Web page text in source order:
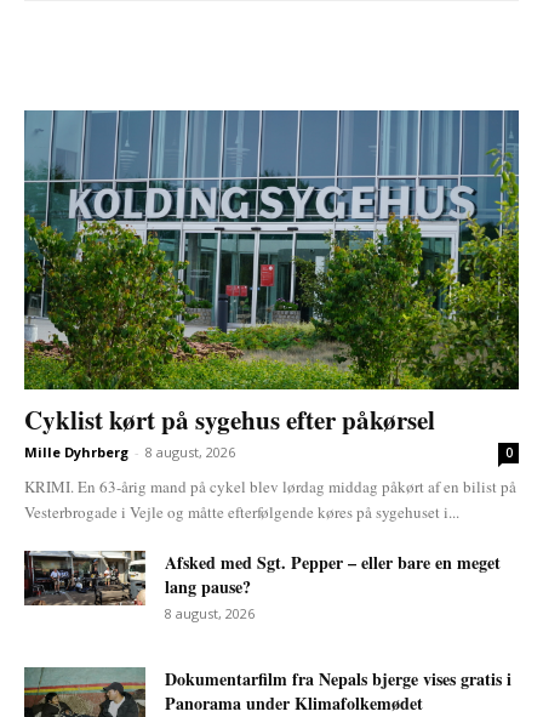
Cyklist kørt på sygehus efter påkørsel
Mille Dyhrberg - 8 august, 2026 0
KRIMI. En 63-årig mand på cykel blev lørdag middag påkørt af en bilist på
Vesterbrogade i Vejle og måtte efterfølgende køres på sygehuset i...
Afsked med Sgt. Pepper – eller bare en meget
lang pause?
8 august, 2026
Dokumentarfilm fra Nepals bjerge vises gratis i
Panorama under Klimafolkemødet